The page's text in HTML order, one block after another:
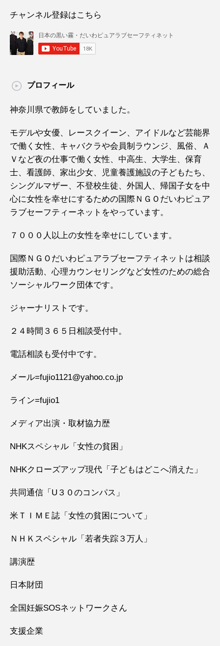
チャンネル登録はこちら
プロフィール
神奈川県で教師をしていました。
モデルや女優、レースクイーン、アイドルなど芸能界
で働く女性、キャバクラや会員制ラウンジ、風俗、Ａ
Ｖなど夜の仕事で働く女性、中高生、大学生、保育
士、看護師、家出少女、児童養護施設の子どもたち、
シングルマザー、不登校生徒、外国人、帰国子女を中
心に女性を幸せにするための国際ＮＧＯだいわピュア
ラブセーフティーネットをやっています。
７０００人以上の女性を幸せにしています。
国際ＮＧＯだいわピュアラブセーフティネットは相談
援助活動、心理カウンセリングなど女性のための総合
ソーシャルワーク団体です。
ジャーナリストです。
２４時間３６５日相談受付中。
電話相談も受付中です。
メール=fujio1121@yahoo.co.jp
ライン=fujio1
メディア出演・取材協力歴
NHKスペシャル「女性の貧困」
NHKクローズアップ現代「子どもはどこへ消えた」
共同通信「U３０のコンパス」
米ＴＩＭＥ誌「女性の貧困について」
ＮＨＫスペシャル「若者失踪３万人」
講演歴
日本財団
全国妊娠SOSネットワークさん
支援企業